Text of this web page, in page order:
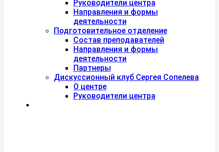
Руководители центра
Направления и формы
деятельности
Подготовительное отделение
Состав преподавателей
Направления и формы
деятельности
Партнеры
Дискуссионный клуб Сергея Сопелева
О центре
Руководители центра